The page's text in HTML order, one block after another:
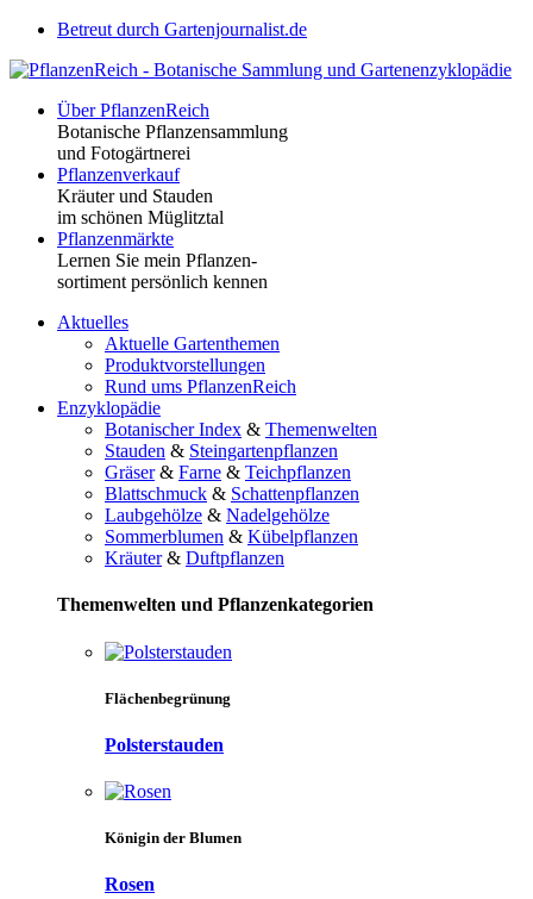
Betreut durch Gartenjournalist.de
Über PflanzenReich
Botanische Pflanzensammlung
und Fotogärtnerei
Pflanzenverkauf
Kräuter und Stauden
im schönen Müglitztal
Pflanzenmärkte
Lernen Sie mein Pflanzen-
sortiment persönlich kennen
Aktuelles
Aktuelle Gartenthemen
Produktvorstellungen
Rund ums PflanzenReich
Enzyklopädie
Botanischer Index & Themenwelten
Stauden & Steingartenpflanzen
Gräser& Farne & Teichpflanzen
Blattschmuck & Schattenpflanzen
Laubgehölze & Nadelgehölze
Sommerblumen & Kübelpflanzen
Kräuter& Duftpflanzen
Themenwelten und Pflanzenkategorien
Flächenbegrünung
Polsterstauden
Königin der Blumen
Rosen